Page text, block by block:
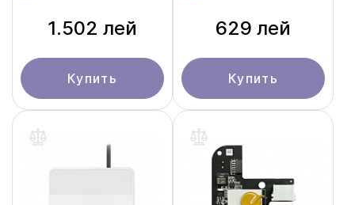
1.502 лей
Купить
629 лей
Купить